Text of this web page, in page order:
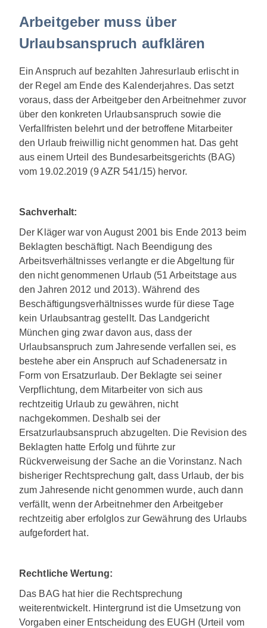
Arbeitgeber muss über
Urlaubsanspruch aufklären
Ein Anspruch auf bezahlten Jahresurlaub erlischt in
der Regel am Ende des Kalenderjahres. Das setzt
voraus, dass der Arbeitgeber den Arbeitnehmer zuvor
über den konkreten Urlaubsanspruch sowie die
Verfallfristen belehrt und der betroffene Mitarbeiter
den Urlaub freiwillig nicht genommen hat. Das geht
aus einem Urteil des Bundesarbeitsgerichts (BAG)
vom 19.02.2019 (9 AZR 541/15) hervor.
Sachverhalt:
Der Kläger war von August 2001 bis Ende 2013 beim
Beklagten beschäftigt. Nach Beendigung des
Arbeitsverhältnisses verlangte er die Abgeltung für
den nicht genommenen Urlaub (51 Arbeitstage aus
den Jahren 2012 und 2013). Während des
Beschäftigungsverhältnisses wurde für diese Tage
kein Urlaubsantrag gestellt. Das Landgericht
München ging zwar davon aus, dass der
Urlaubsanspruch zum Jahresende verfallen sei, es
bestehe aber ein Anspruch auf Schadenersatz in
Form von Ersatzurlaub. Der Beklagte sei seiner
Verpflichtung, dem Mitarbeiter von sich aus
rechtzeitig Urlaub zu gewähren, nicht
nachgekommen. Deshalb sei der
Ersatzurlaubsanspruch abzugelten. Die Revision des
Beklagten hatte Erfolg und führte zur
Rückverweisung der Sache an die Vorinstanz. Nach
bisheriger Rechtsprechung galt, dass Urlaub, der bis
zum Jahresende nicht genommen wurde, auch dann
verfällt, wenn der Arbeitnehmer den Arbeitgeber
rechtzeitig aber erfolglos zur Gewährung des Urlaubs
aufgefordert hat.
Rechtliche Wertung:
Das BAG hat hier die Rechtsprechung
weiterentwickelt. Hintergrund ist die Umsetzung von
Vorgaben einer Entscheidung des EUGH (Urteil vom